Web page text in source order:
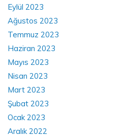
Eylül 2023
Ağustos 2023
Temmuz 2023
Haziran 2023
Mayıs 2023
Nisan 2023
Mart 2023
Şubat 2023
Ocak 2023
Aralık 2022